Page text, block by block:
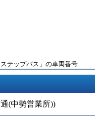
テップバス 」 の車両番号
(中勢営業所))